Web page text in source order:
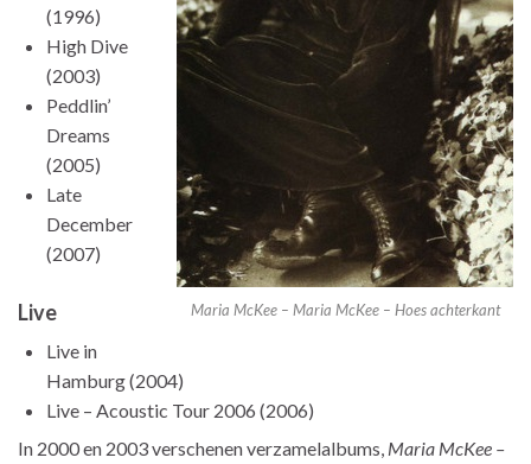
Maria McKee – Maria McKee – Hoes achterkant
(1996)
High Dive
(2003)
Peddlin’
Dreams
(2005)
Late
December
(2007)
Live
Live in
Hamburg (2004)
Live – Acoustic Tour 2006 (2006)
In 2000 en 2003 verschenen verzamelalbums, Maria McKee –